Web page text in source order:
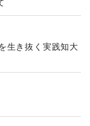
生き抜く実践知大